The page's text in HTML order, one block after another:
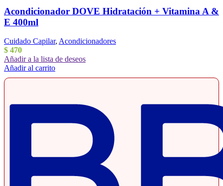
Acondicionador DOVE Hidratación + Vitamina A &
E 400ml
Cuidado Capilar, Acondicionadores
$ 470
Añadir a la lista de deseos
Añadir al carrito